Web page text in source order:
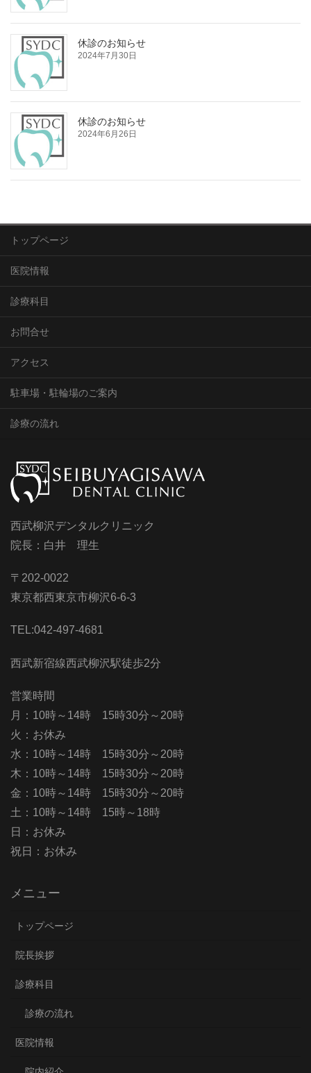
休診のお知らせ
2024年7月30日
休診のお知らせ
2024年6月26日
トップページ
医院情報
診療科目
お問合せ
アクセス
駐車場・駐輪場のご案内
診療の流れ
西武柳沢デンタルクリニック
院長：白井 理生
〒202-0022
東京都西東京市柳沢6-6-3
TEL:042-497-4681
西武新宿線西武柳沢駅徒歩2分
営業時間
月：10時～14時 15時30分～20時
火：お休み
水：10時～14時 15時30分～20時
木：10時～14時 15時30分～20時
金：10時～14時 15時30分～20時
土：10時～14時 15時～18時
日：お休み
祝日：お休み
メニュー
トップページ
院長挨拶
診療科目
診療の流れ
医院情報